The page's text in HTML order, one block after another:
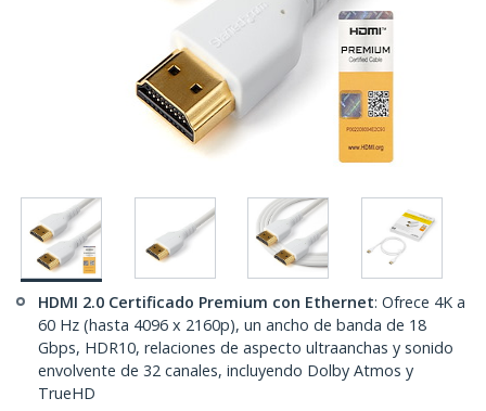
HDMI 2.0 Certificado Premium con Ethernet: Ofrece 4K a
60 Hz (hasta 4096 x 2160p), un ancho de banda de 18
Gbps, HDR10, relaciones de aspecto ultraanchas y sonido
envolvente de 32 canales, incluyendo Dolby Atmos y
TrueHD